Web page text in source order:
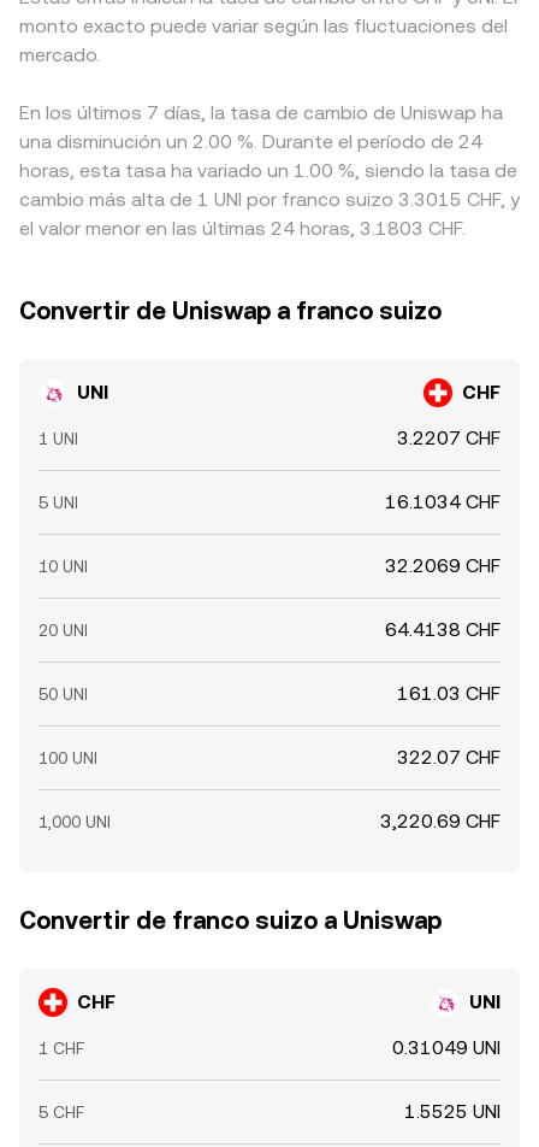
monto exacto puede variar según las fluctuaciones del
mercado.
En los últimos 7 días, la tasa de cambio de Uniswap ha
una disminución un 2.00 %. Durante el período de 24
horas, esta tasa ha variado un 1.00 %, siendo la tasa de
cambio más alta de 1 UNI por franco suizo 3.3015 CHF, y
el valor menor en las últimas 24 horas, 3.1803 CHF.
Convertir de Uniswap a franco suizo
UNI CHF
1 UNI 3.2207 CHF
5 UNI 16.1034 CHF
10 UNI 32.2069 CHF
20 UNI 64.4138 CHF
50 UNI 161.03 CHF
100 UNI 322.07 CHF
1,000 UNI 3,220.69 CHF
Convertir de franco suizo a Uniswap
CHF UNI
1 CHF 0.31049 UNI
5 CHF 1.5525 UNI